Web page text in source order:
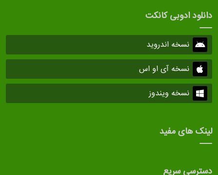
دانلود ادوبی کانکت
نسخه اندروید
نسخه آی او اس
نسخه ویندوز
لینک های مفید
دسترسی سریع